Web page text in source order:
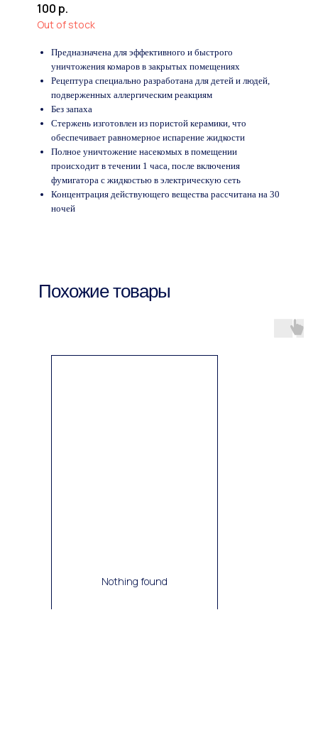
100 р.
Out of stock
Предназначена для эффективного и быстрого
уничтожения комаров в закрытых помещениях
Рецептура специально разработана для детей и людей,
подверженных аллергическим реакциям
Без запаха
Стержень изготовлен из пористой керамики, что
обеспечивает равномерное испарение жидкости
Полное уничтожение насекомых в помещении
происходит в течении 1 часа, после включения
фумигатора с жидкостью в электрическую сеть
Концентрация действующего вещества рассчитана на 30
ночей
Похожие товары
Nothing found